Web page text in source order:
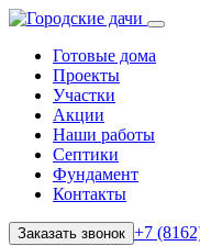
Готовые дома
Проекты
Участки
Акции
Наши работы
Септики
Фундамент
Контакты
Заказать звонок +7